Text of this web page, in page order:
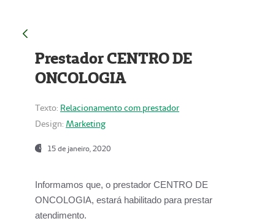
Prestador CENTRO DE
ONCOLOGIA
Texto: Relacionamento com prestador
Design: Marketing
15 de janeiro, 2020
Informamos que, o prestador CENTRO DE
ONCOLOGIA, estará habilitado para prestar
atendimento.